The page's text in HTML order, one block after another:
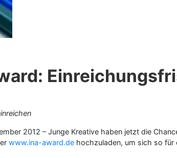
2012 – Junge Kreative haben jetzt die
www.ina-award.de hochzuladen, um sich so für